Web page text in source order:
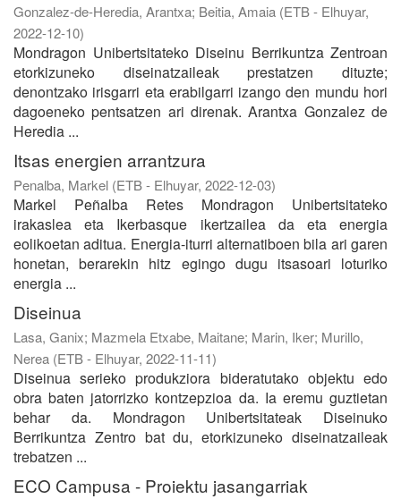
Gonzalez-de-Heredia, Arantxa; Beitia, Amaia (ETB - Elhuyar,
2022-12-10)
Mondragon Unibertsitateko Diseinu Berrikuntza Zentroan
etorkizuneko diseinatzaileak prestatzen dituzte;
denontzako irisgarri eta erabilgarri izango den mundu hori
dagoeneko pentsatzen ari direnak. Arantxa Gonzalez de
Heredia ...
Itsas energien arrantzura
Penalba, Markel (ETB - Elhuyar, 2022-12-03)
Markel Peñalba Retes Mondragon Unibertsitateko
irakaslea eta Ikerbasque ikertzailea da eta energia
eolikoetan aditua. Energia-iturri alternatiboen bila ari garen
honetan, berarekin hitz egingo dugu itsasoari loturiko
energia ...
Diseinua
Lasa, Ganix; Mazmela Etxabe, Maitane; Marin, Iker; Murillo,
Nerea (ETB - Elhuyar, 2022-11-11)
Diseinua serieko produkziora bideratutako objektu edo
obra baten jatorrizko kontzepzioa da. Ia eremu guztietan
behar da. Mondragon Unibertsitateak Diseinuko
Berrikuntza Zentro bat du, etorkizuneko diseinatzaileak
trebatzen ...
ECO Campusa - Proiektu jasangarriak